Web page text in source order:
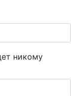
никому